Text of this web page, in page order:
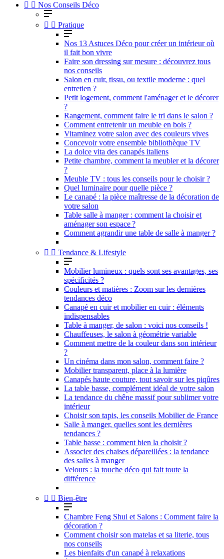
  Nos Conseils Déco
  Pratique
Nos 13 Astuces Déco pour créer un intérieur où
il fait bon vivre
Faire son dressing sur mesure : découvrez tous
nos conseils
Salon en cuir, tissu, ou textile moderne : quel
entretien ?
Petit logement, comment l'aménager et le décorer
?
Rangement, comment faire le tri dans le salon ?
Comment entretenir un meuble en bois ?
Vitaminez votre salon avec des couleurs vives
Concevoir votre ensemble bibliothèque TV
La dolce vita des canapés italiens
Petite chambre, comment la meubler et la décorer
?
Meuble TV : tous les conseils pour le choisir ?
Quel luminaire pour quelle pièce ?
Le canapé : la pièce maîtresse de la décoration de
votre salon
Table salle à manger : comment la choisir et
aménager son espace ?
Comment agrandir une table de salle à manger ?
  Tendance & Lifestyle
Mobilier lumineux : quels sont ses avantages, ses
spécificités ?
Couleurs et matières : Zoom sur les dernières
tendances déco
Canapé en cuir et mobilier en cuir : éléments
indispensables
Table à manger, de salon : voici nos conseils !
Chauffeuses, le salon à géométrie variable
Comment mettre de la couleur dans son intérieur
?
Un cinéma dans mon salon, comment faire ?
Mobilier transparent, place à la lumière
Canapés haute couture, tout savoir sur les piqûres
La table basse, complément idéal de votre salon
La tendance du chêne massif pour sublimer votre
intérieur
Choisir son tapis, les conseils Mobilier de France
Salle à manger, quelles sont les dernières
tendances ?
Table basse : comment bien la choisir ?
Associer des chaises dépareillées : la tendance
des salles à manger
Velours : la touche déco qui fait toute la
différence
  Bien-être
Chambre Feng Shui et Salons : Comment faire la
décoration ?
Comment choisir son matelas et sa literie, tous
nos conseils
Les bienfaits d'un canapé à relaxations